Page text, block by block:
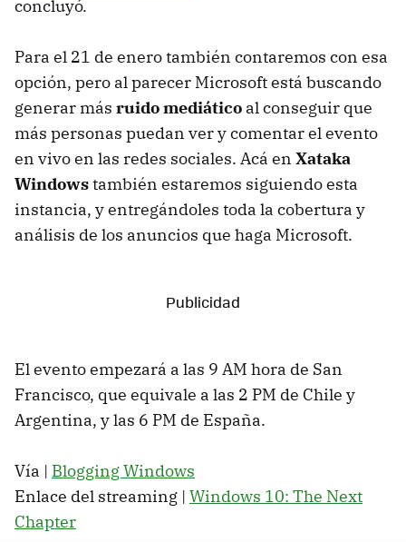
concluyó.
Para el 21 de enero también contaremos con esa
opción, pero al parecer Microsoft está buscando
generar más ruido mediático al conseguir que
más personas puedan ver y comentar el evento
en vivo en las redes sociales. Acá en Xataka
Windowstambién estaremos siguiendo esta
instancia, y entregándoles toda la cobertura y
análisis de los anuncios que haga Microsoft.
El evento empezará a las 9 AM hora de San
Francisco, que equivale a las 2 PM de Chile y
Argentina, y las 6 PM de España.
Vía | Blogging Windows
Enlace del streaming | Windows 10: The Next
Chapter